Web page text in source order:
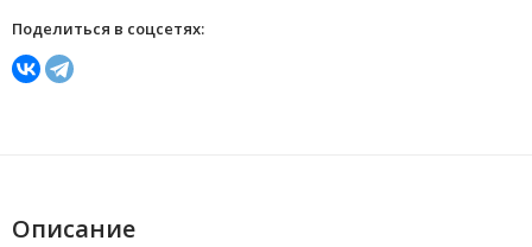
Поделиться в соцсетях:
Описание